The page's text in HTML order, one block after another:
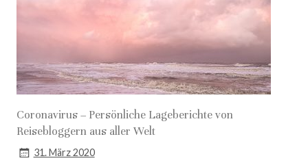
Coronavirus – Persönliche Lageberichte von
Reisebloggern aus aller Welt